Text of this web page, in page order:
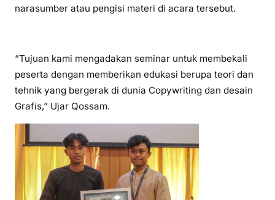
narasumber atau pengisi materi di acara tersebut.
“Tujuan kami mengadakan seminar untuk membekali
peserta dengan memberikan edukasi berupa teori dan
tehnik yang bergerak di dunia Copywriting dan desain
Grafis,” Ujar Qossam.